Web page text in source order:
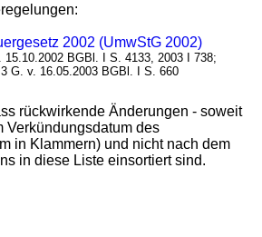
2002 (UmwStG 2002)
BGBl. I S. 4133, 2003 I 738;
G. v. 16.05.2003 BGBl. I S. 660
rückwirkende Änderungen - soweit
Verkündungsdatum des
in Klammern) und nicht nach dem
in diese Liste einsortiert sind.